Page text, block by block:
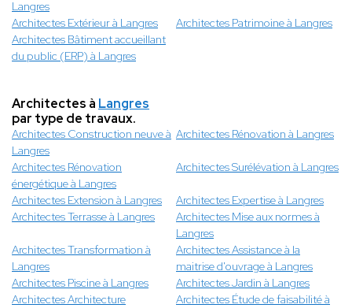
Langres
Architectes Extérieur à Langres
Architectes Patrimoine à Langres
Architectes Bâtiment accueillant
du public (ERP) à Langres
Architectes à Langres
par type de travaux.
Architectes Construction neuve à
Langres
Architectes Rénovation à Langres
Architectes Rénovation
énergétique à Langres
Architectes Surélévation à Langres
Architectes Extension à Langres
Architectes Expertise à Langres
Architectes Terrasse à Langres
Architectes Mise aux normes à
Langres
Architectes Transformation à
Langres
Architectes Assistance à la
maitrise d'ouvrage à Langres
Architectes Piscine à Langres
Architectes Jardin à Langres
Architectes Architecture
Architectes Étude de faisabilité à